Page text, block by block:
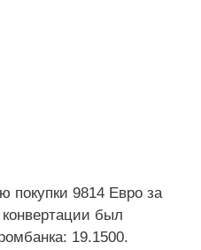
покупки 9814 Евро за
был
19.1500.